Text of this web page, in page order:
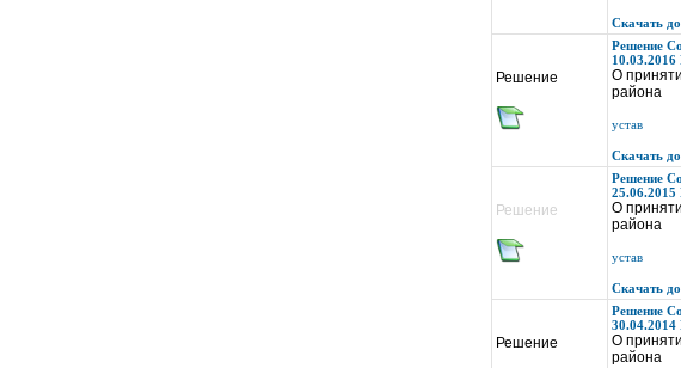
Скачать
Решение
Решение
О
района
устав
Скачать
Решение
Решение
О
района
устав
Скачать
Решение
Решение
О
района